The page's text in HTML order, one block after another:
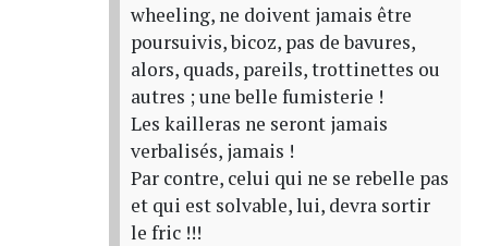
wheeling, ne doivent jamais être
poursuivis, bicoz, pas de bavures,
alors, quads, pareils, trottinettes ou
autres ; une belle fumisterie !
Les kailleras ne seront jamais
verbalisés, jamais !
Par contre, celui qui ne se rebelle pas
et qui est solvable, lui, devra sortir
le fric !!!